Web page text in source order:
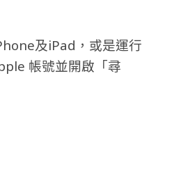
及iPad，或是運行
帳號並開啟「尋